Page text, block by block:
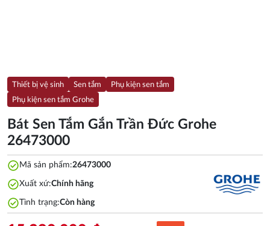
Thiết bị vệ sinh Sen tắm
Phụ kiện sen tắm
Phụ kiện sen tắm Grohe
Bát Sen Tắm Gắn Trần Đức Grohe
26473000
check_circle Mã sản phẩm:26473000
check_circleXuất xứ:Chính hãng
check_circleTình trạng:Còn hàng